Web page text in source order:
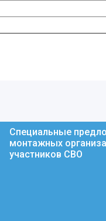
Специальные
монтажных
участников СВО